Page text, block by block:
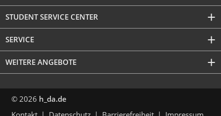
STUDENT SERVICE CENTER
SERVICE
WEITERE ANGEBOTE
© 2026 h_da.de